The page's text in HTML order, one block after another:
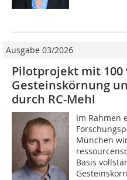
Ausgabe 03/2026
Pilotprojekt mit
Gesteinskörnung
durch RC-Mehl
Im Rahmen
München
Basis